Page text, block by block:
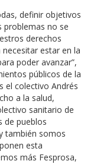
definir objetivos
problemas no se
derechos
estar en la
poder avanzar”,
públicos de la
el colectivo Andrés
a la salud,
sanitario de
de pueblos
también somos
esta
más Fesprosa,